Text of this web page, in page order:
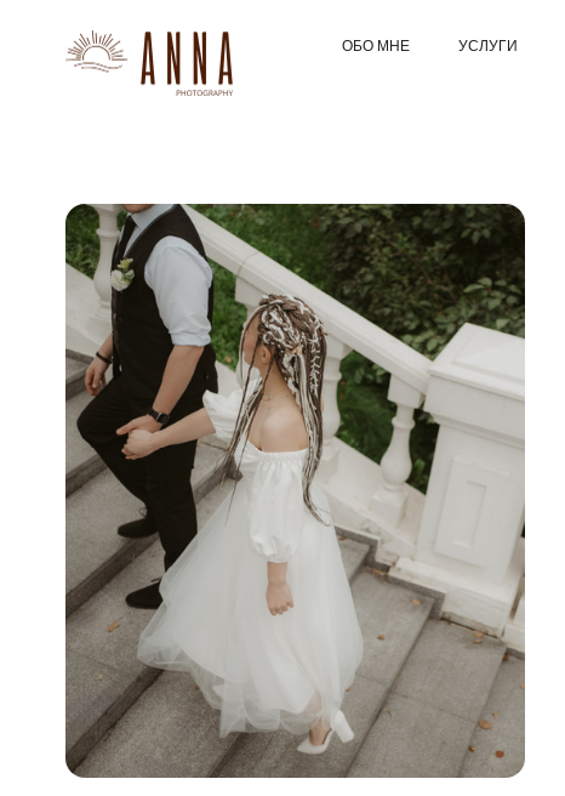
ОБО МНЕ УСЛУГИ